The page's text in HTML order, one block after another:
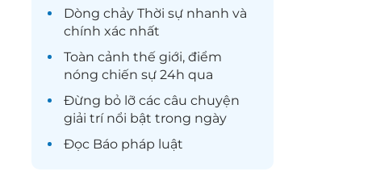
Dòng chảy Thời sự nhanh và
chính xác nhất
Toàn cảnh thế giới, điểm
nóng chiến sự 24h qua
Đừng bỏ lỡ các câu chuyện
giải trínổi bật trong ngày
Đọc Báo pháp luật